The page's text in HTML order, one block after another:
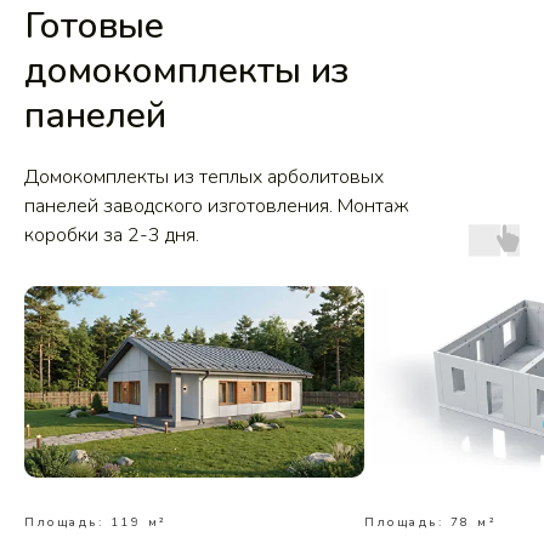
Готовые
домокомплекты из
панелей
Домокомплекты из теплых арболитовых
панелей заводского изготовления. Монтаж
коробки за 2-3 дня.
Площадь: 119 м² Площадь: 78 м²